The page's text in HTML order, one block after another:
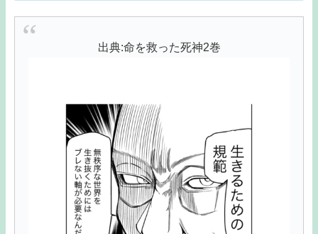
出典:命を救った死神2巻